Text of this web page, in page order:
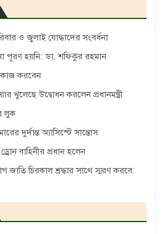
ও জুলাই যোদ্ধাদের সংবর্ধনা
পূরণ হয়নি: ডা. শফিকুর রহমান
করবেন
খুলেছে উদ্বোধন করলেন প্রধানমন্ত্রী
লুক
দুর্দান্ত অ্যাসিস্টে সান্তোস
বাহিনীর প্রধান হলেন
জাতি চিরকাল শ্রদ্ধার সাথে স্মরণ করবে: